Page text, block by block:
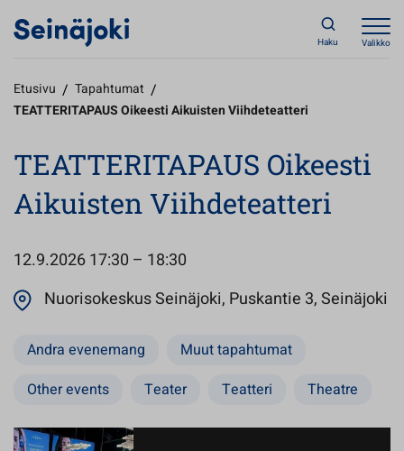
Haku Valikko
Etusivu / Tapahtumat /
TEATTERITAPAUS Oikeesti Aikuisten Viihdeteatteri
TEATTERITAPAUS Oikeesti
Aikuisten Viihdeteatteri
12.9.202617:30 – 18:30
Nuorisokeskus Seinäjoki, Puskantie 3, Seinäjoki
Andra evenemang
Muut tapahtumat
Other events
Teater Teatteri Theatre